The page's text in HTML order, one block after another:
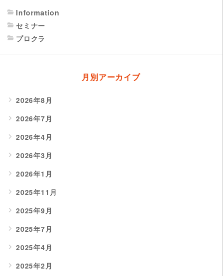
Information
セミナー
プロクラ
月別アーカイブ
2026年8月
2026年7月
2026年4月
2026年3月
2026年1月
2025年11月
2025年9月
2025年7月
2025年4月
2025年2月